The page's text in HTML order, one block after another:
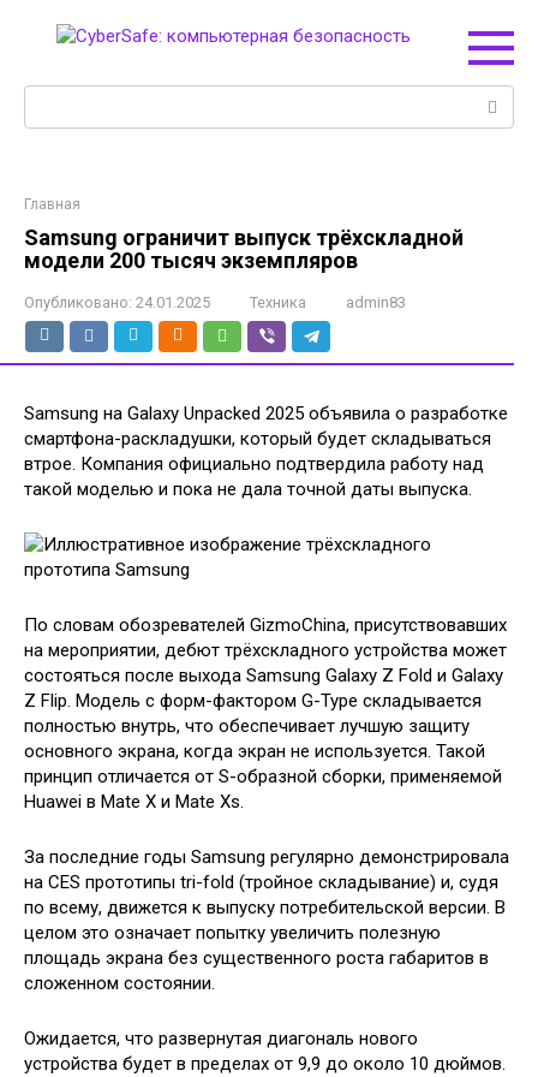
Главная
Samsung ограничит выпуск трёхскладной
модели 200 тысяч экземпляров
Опубликовано: 24.01.2025 Техника admin83
Samsung на Galaxy Unpacked 2025 объявила о разработке
смартфона-раскладушки, который будет складываться
втрое. Компания официально подтвердила работу над
такой моделью и пока не дала точной даты выпуска.
По словам обозревателей GizmoChina, присутствовавших
на мероприятии, дебют трёхскладного устройства может
состояться после выхода Samsung Galaxy Z Fold и Galaxy
Z Flip. Модель с форм-фактором G-Type складывается
полностью внутрь, что обеспечивает лучшую защиту
основного экрана, когда экран не используется. Такой
принцип отличается от S-образной сборки, применяемой
Huawei в Mate X и Mate Xs.
За последние годы Samsung регулярно демонстрировала
на CES прототипы tri-fold (тройное складывание) и, судя
по всему, движется к выпуску потребительской версии. В
целом это означает попытку увеличить полезную
площадь экрана без существенного роста габаритов в
сложенном состоянии.
Ожидается, что развернутая диагональ нового
устройства будет в пределах от 9,9 до около 10 дюймов.